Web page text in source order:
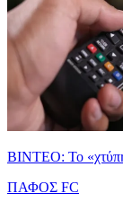
ΒΙΝΤΕΟ: Το
ΠΑΦΟΣ FC